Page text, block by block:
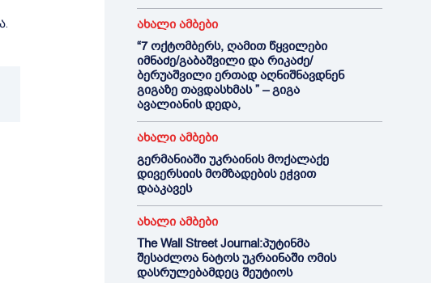
ახალი ამბები
“7 ოქტომბერს, ღამით წყვილები
იმნაძე/გაბაშვილი და რიკაძე/
ბერუაშვილი ერთად აღნიშნავდნენ
გიგაზე თავდასხმას ” – გიგა
ავალიანის დედა,
ახალი ამბები
გერმანიაში უკრაინის მოქალაქე
დივერსიის მომზადების ეჭვით
დააკავეს
ახალი ამბები
The Wall Street Journal:პუტინმა
შესაძლოა ნატოს უკრაინაში ომის
დასრულებამდეც შეუტიოს